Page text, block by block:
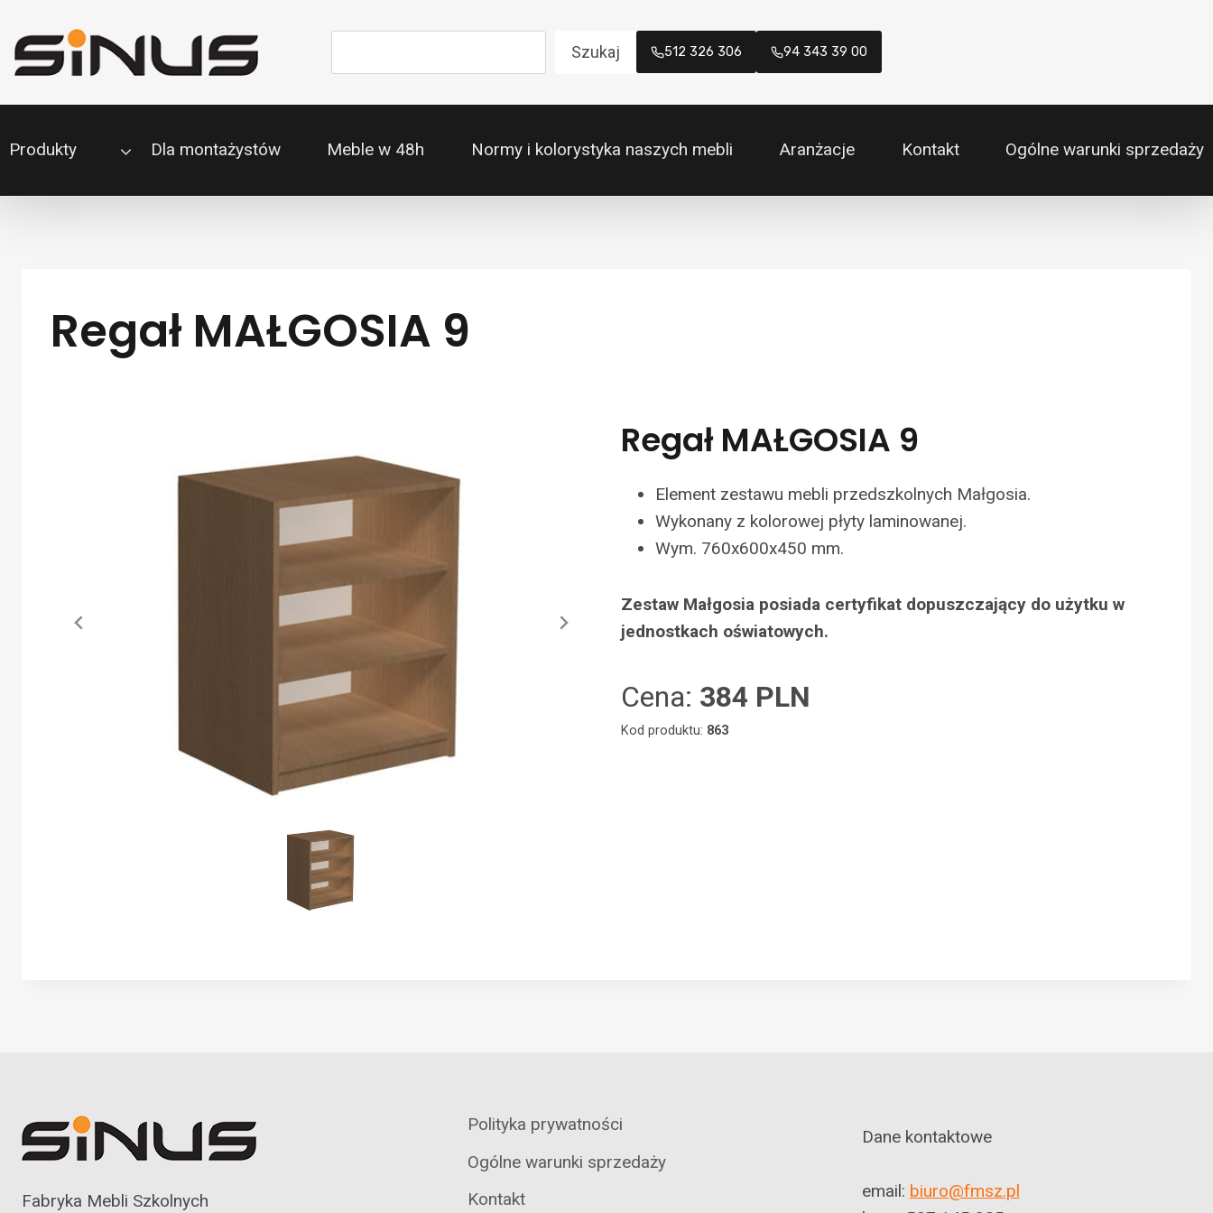
do
treści
Szukaj 512 326 306 94 343 39 00
Produkty Dla montażystów Meble w 48h Normy i kolorystyka naszych mebli Aranżacje Kontakt Ogólne warunki sprzedaży
Regał MAŁGOSIA 9
Regał MAŁGOSIA 9
Element zestawu mebli przedszkolnych Małgosia.
Wykonany z kolorowej płyty laminowanej.
Wym. 760x600x450 mm.
Zestaw Małgosia posiada certyfikat dopuszczający do użytku w
jednostkach oświatowych.
Cena: 384 PLN
Kod produktu: 863
Fabryka Mebli Szkolnych
Polityka prywatności
Ogólne warunki sprzedaży
Kontakt
Dane kontaktowe
email: biuro@fmsz.pl